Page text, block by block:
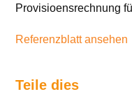
Provisioensrechnung
Referenzblatt ansehen
Teile dies